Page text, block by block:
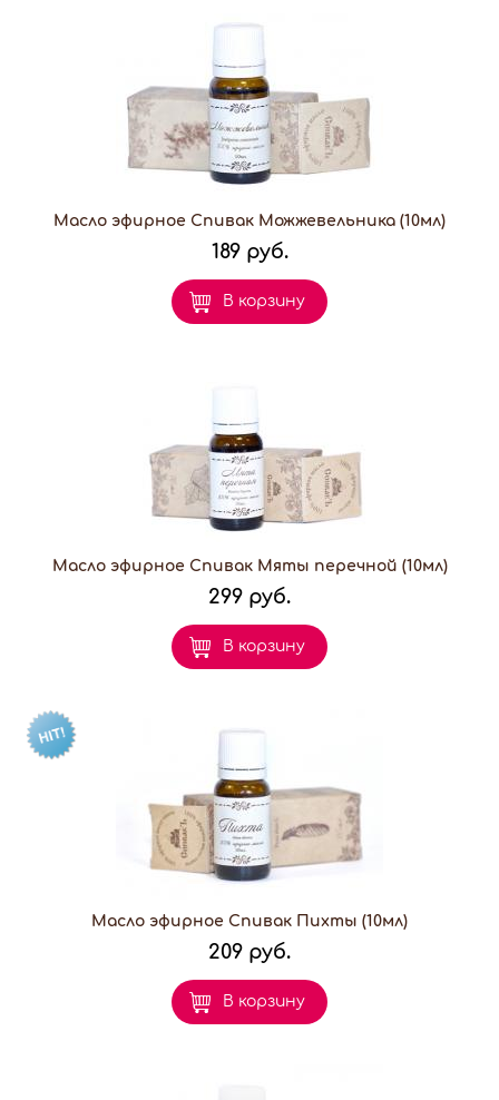
Масло эфирное Спивак Можжевельника (10мл)
189 руб.
В корзину
Масло эфирное Спивак Мяты перечной (10мл)
299 руб.
В корзину
Масло эфирное Спивак Пихты (10мл)
209 руб.
В корзину